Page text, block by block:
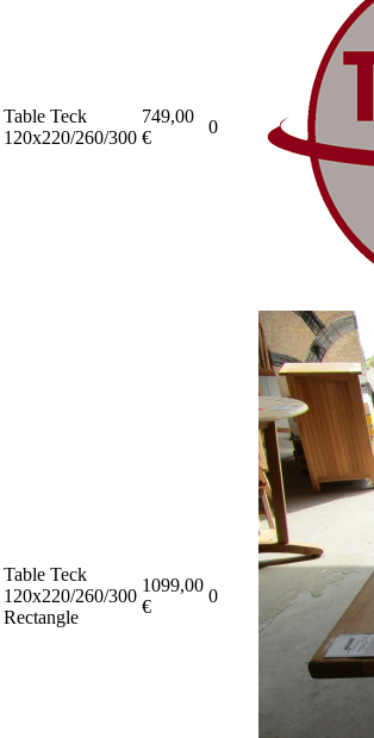
Table Teck
120x220/260/300
749,00
€
0
Table Teck
120x220/260/300
Rectangle
1099,00
€
0